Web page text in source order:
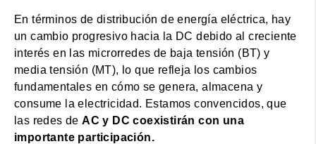
En términos de distribución de energía eléctrica, hay
un cambio progresivo hacia la DC debido al creciente
interés en las microrredes de baja tensión (BT) y
media tensión (MT), lo que refleja los cambios
fundamentales en cómo se genera, almacena y
consume la electricidad. Estamos convencidos, que
las redes deAC y DC coexistirán con una
importante participación.